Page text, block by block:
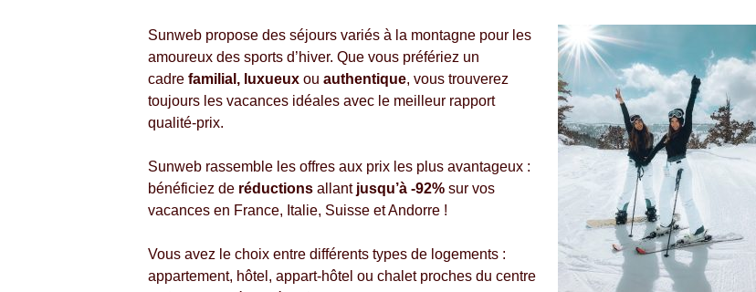
Sunweb propose des séjours variés à la montagne pour les
amoureux des sports d’hiver. Que vous préfériez un
cadre familial, luxueux ou authentique, vous trouverez
toujours les vacances idéales avec le meilleur rapport
qualité-prix.
Sunweb rassemble les offres aux prix les plus avantageux :
bénéficiez de réductions allantjusqu’à -92% sur vos
vacances en France, Italie, Suisse et Andorre !
Vous avez le choix entre différents types de logements :
appartement, hôtel, appart-hôtel ou chalet proches du centre